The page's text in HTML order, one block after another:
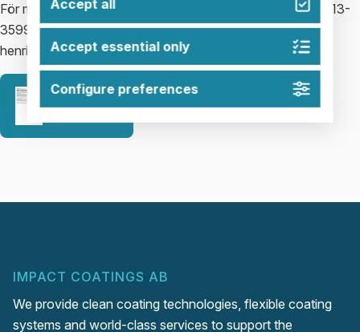
För mer information, kontakta Henrik Ljungcrantz på tel. 013-
359951 eller 070-6635580, alternativt
henrik@impactcoatings.se
Release
IMPACT COATINGS AB
We provide clean coating technologies, flexible coating
systems and world-class services to support the
Accept all
Accept essential only
Configure preferences